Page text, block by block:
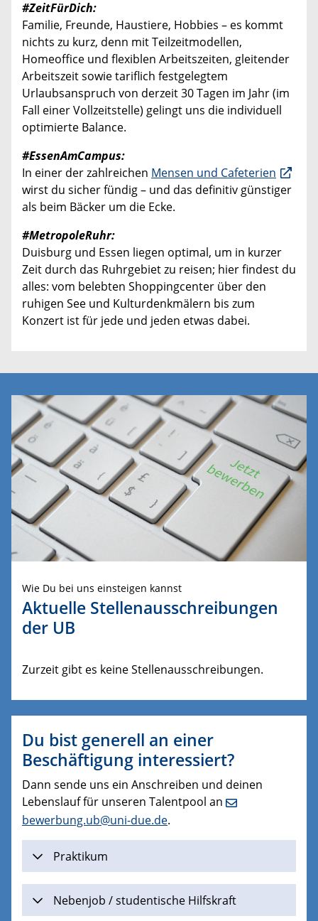
#ZeitFürDich:
Familie, Freunde, Haustiere, Hobbies – es kommt
nichts zu kurz, denn mit Teilzeitmodellen,
Homeoffice und flexiblen Arbeitszeiten, gleitender
Arbeitszeit sowie tariflich festgelegtem
Urlaubsanspruch von derzeit 30 Tagen im Jahr (im
Fall einer Vollzeitstelle) gelingt uns die individuell
optimierte Balance.
#EssenAmCampus:
In einer der zahlreichen Mensen und Cafeterien
wirst du sicher fündig – und das definitiv günstiger
als beim Bäcker um die Ecke.
#MetropoleRuhr:
Duisburg und Essen liegen optimal, um in kurzer
Zeit durch das Ruhrgebiet zu reisen; hier findest du
alles: vom belebten Shoppingcenter über den
ruhigen See und Kulturdenkmälern bis zum
Konzert ist für jede und jeden etwas dabei.
Wie Du bei uns einsteigen kannst
Aktuelle Stellenausschreibungen
der UB
Zurzeit gibt es keine Stellenausschreibungen.
Du bist generell an einer
Beschäftigung interessiert?
Dann sende uns ein Anschreiben und deinen
Lebenslauf für unseren Talentpool an
bewerbung.ub@uni-due.de.
Praktikum
Nebenjob / studentische Hilfskraft